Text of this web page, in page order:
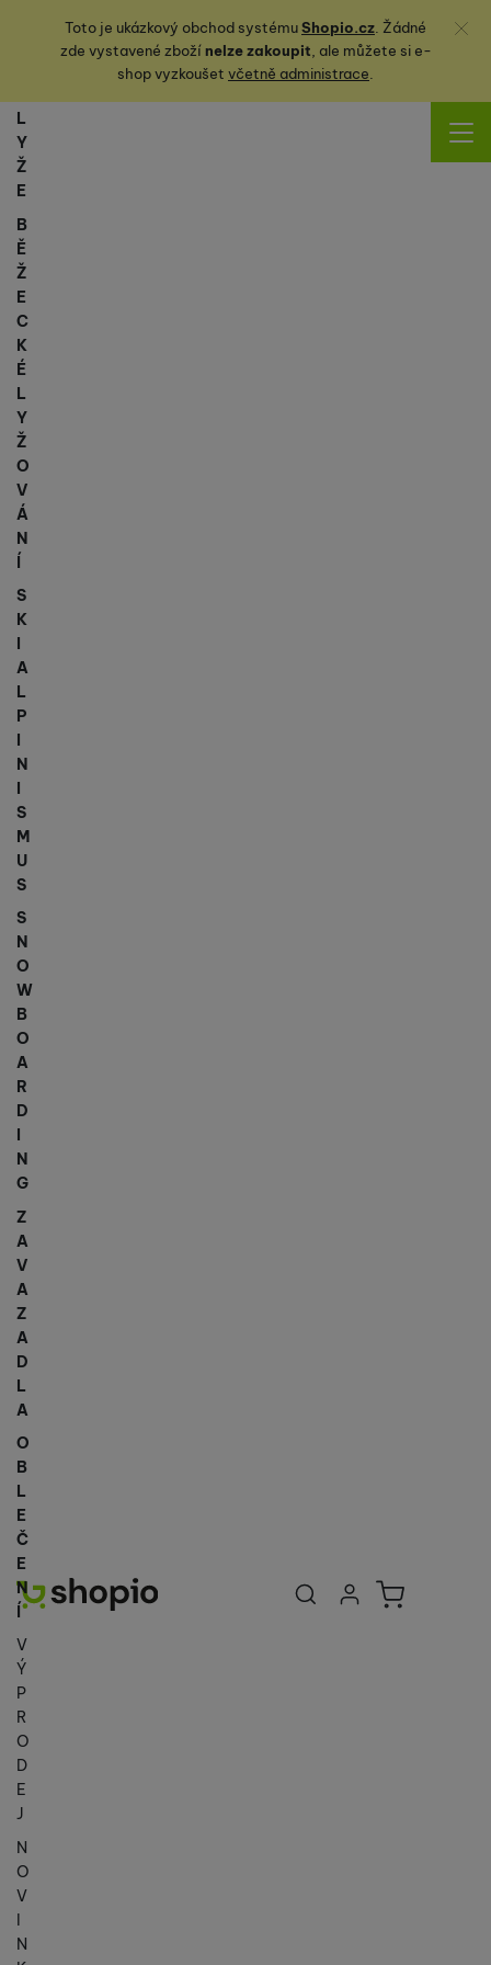
Toto je ukázkový obchod systémuShopio.cz. Žádné
zde vystavené zbožínelze zakoupit, ale můžete sie-
shop vyzkoušet včetně administrace.
Zavřít
Uživatelská
Přihlásit se
Košík
L
Y
Ž
E
B
Ě
Ž
E
C
K
É
L
Y
Ž
O
V
Á
N
Í
S
K
I
A
L
P
I
N
I
S
M
U
S
S
N
O
W
B
O
A
R
D
N
G
Z
A
V
A
Z
A
D
L
A
O
B
L
E
Č
E
N
Í
V
Ý
P
R
O
D
E
J
N
O
V
I
N